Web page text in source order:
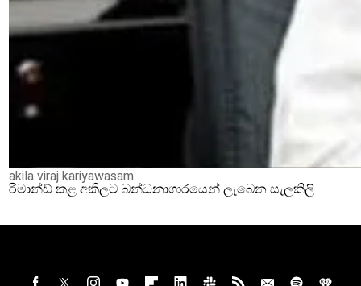
akila viraj kariyawasam
රිමාන්ඩ් කළ අකිලට බන්ධනාගාරයෙන් ලැබෙන සැලකිලි